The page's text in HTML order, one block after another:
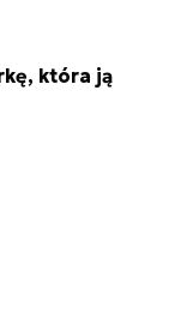
która ją